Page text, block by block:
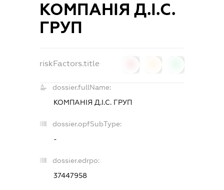
КОМПАНІЯ Д.І.С.
ГРУП
riskFactors.title
dossier.fullName:
КОМПАНІЯ Д.І.С. ГРУП
dossier.opfSubType:
-
dossier.edrpo:
37447958